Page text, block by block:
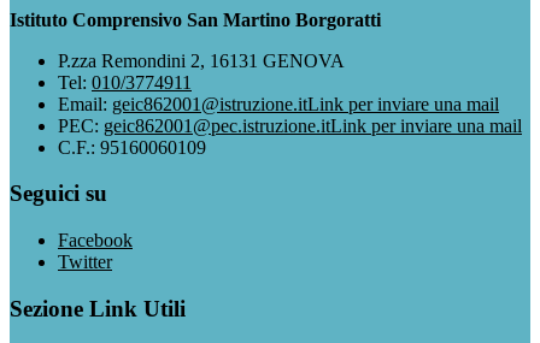
Istituto Comprensivo San Martino Borgoratti
P.zza Remondini 2, 16131 GENOVA
Tel: 010/3774911
Email: geic862001@istruzione.itLink per inviare una mail
PEC: geic862001@pec.istruzione.itLink per inviare una mail
C.F.: 95160060109
Seguici su
Facebook
Twitter
Sezione Link Utili